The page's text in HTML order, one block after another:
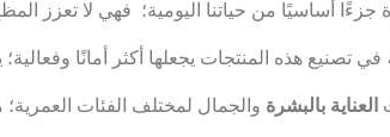
جزءًا أساسيًا من حياتنا اليومية؛ فهي لا تعزز
في تصنيع هذه المنتجات يجعلها أكثر أمانًا
العناية بالبشرة والجمال لمختلف الفئات العمرية؛